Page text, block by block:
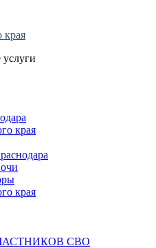
края
края
края
СВО